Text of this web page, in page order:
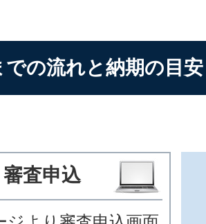
での流れと納期の目安
審査申込